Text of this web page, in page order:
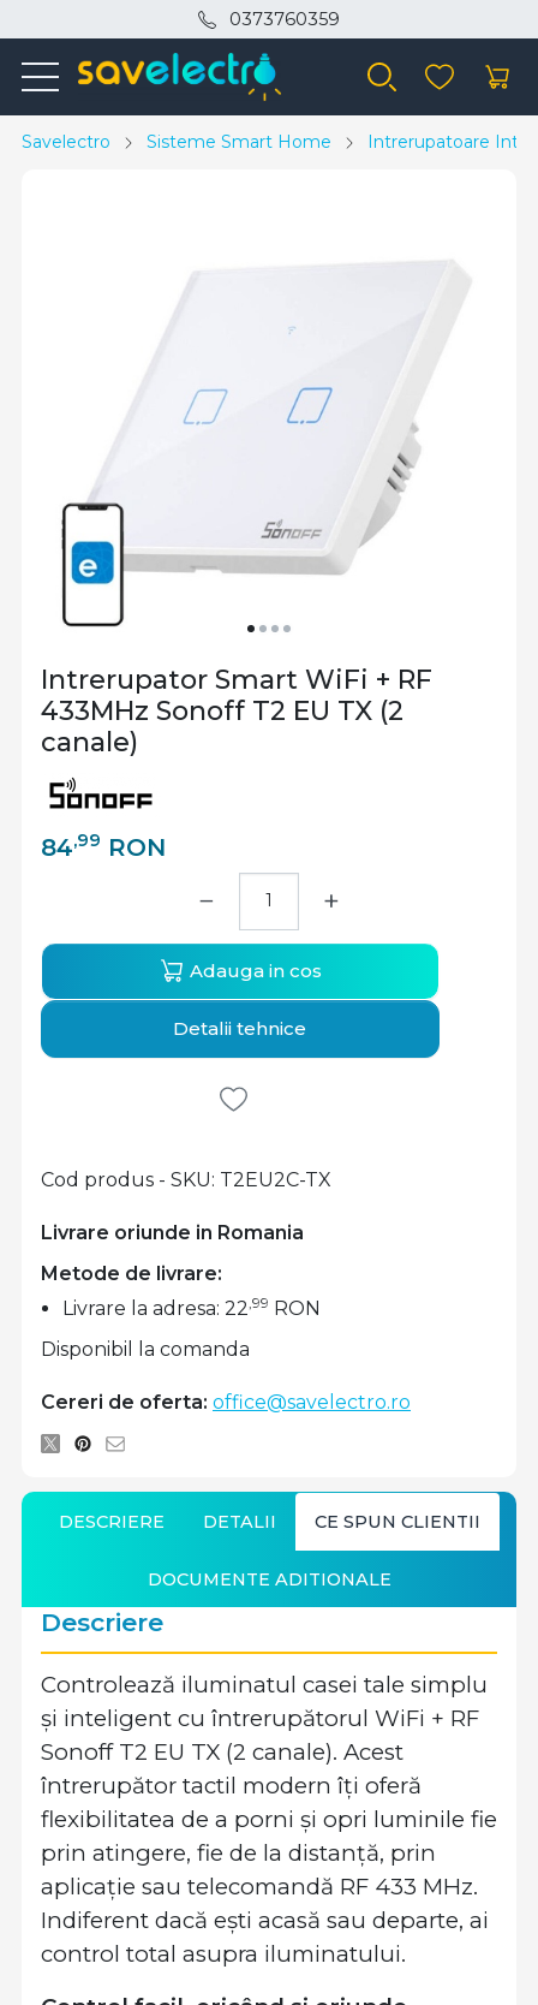
0373760359
Savelectro Sisteme Smart Home Intrerupatoare
Intrerupator Smart WiFi + RF
433MHz Sonoff T2 EU TX (2
canale)
84,99 RON
Livrare oriunde in Romania
Cod produs - SKU T2EU2C-TX
Metode de livrare:
Livrare la adresa: 22,99 RON
Disponibil la comanda
− +
Adauga in cos
Detalii tehnice
Cereri de oferta: office@savelectro.ro
DESCRIERE DETALII CE SPUN CLIENTII
DOCUMENTE ADITIONALE
Descriere
Controlează iluminatul casei tale simplu
și inteligent cu întrerupătorul WiFi + RF
Sonoff T2 EU TX (2 canale). Acest
întrerupător tactil modern îți oferă
flexibilitatea de a porni și opri luminile fie
prin atingere, fie de la distanță, prin
aplicație sau telecomandă RF 433 MHz.
Indiferent dacă ești acasă sau departe, ai
control total asupra iluminatului.